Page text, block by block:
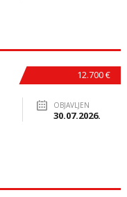
12.700 €
OBJAVLJEN
30.07.2026.